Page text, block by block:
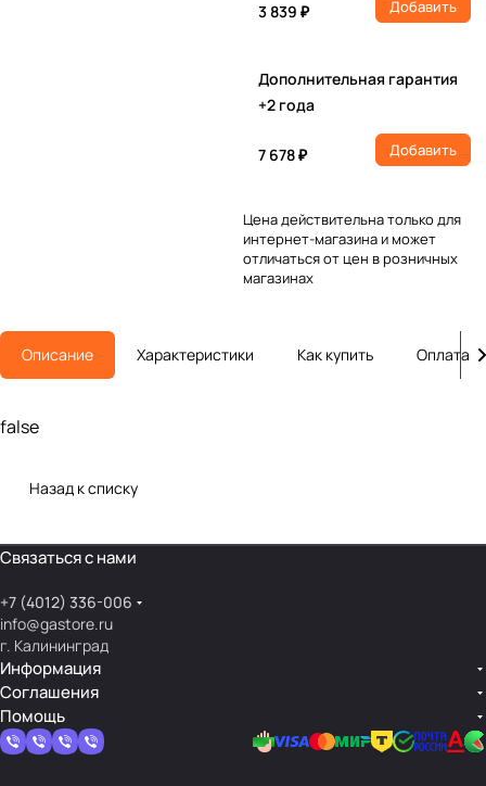
3 839 ₽ Добавить
Дополнительная гарантия
+2 года
7 678 ₽ Добавить
Цена действительна только для
интернет-магазина и может
отличаться от цен в розничных
магазинах
Описание Характеристики Как купить Оплата
false
Назад к списку
Связаться с нами
+7 (4012) 336-006
info@gastore.ru
г. Калининград
Информация
Соглашения
Помощь